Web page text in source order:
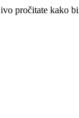
pročitate kako